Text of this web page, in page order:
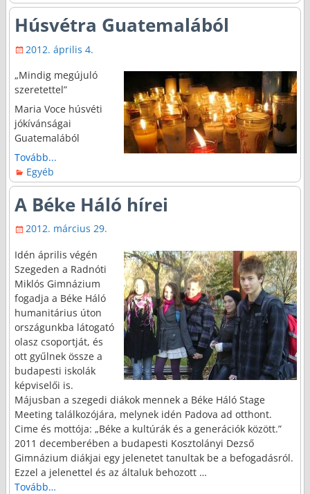
Húsvétra Guatemalából
2012. április 4.
„Mindig megújuló
szeretettel”
Maria Voce húsvéti
jókívánságai
Guatemalából
Tovább...
Egyéb
A Béke Háló hírei
2012. március 29.
Idén április végén
Szegeden a Radnóti
Miklós Gimnázium
fogadja a Béke Háló
humanitárius úton
országunkba látogató
olasz csoportját, és
ott gyűlnek össze a
budapesti iskolák
képviselői is.
Májusban a szegedi diákok mennek a Béke Háló Stage
Meeting találkozójára, melynek idén Padova ad otthont.
Cime és mottója: „Béke a kultúrák és a generációk között.”
2011 decemberében a budapesti Kosztolányi Dezső
Gimnázium diákjai egy jelenetet tanultak be a befogadásról.
Ezzel a jelenettel és az általuk behozott …
Tovább…